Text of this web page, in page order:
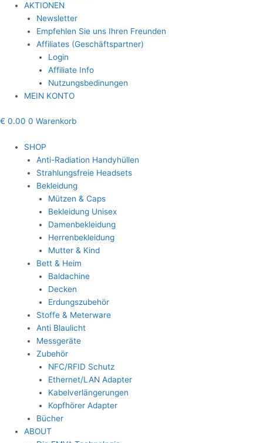
AKTIONEN
Newsletter
Empfehlen Sie uns Ihren Freunden
Affiliates (Geschäftspartner)
Login
Affiliate Info
Nutzungsbedinungen
MEIN KONTO
€ 0.00 0 Warenkorb
SHOP
Anti-Radiation Handyhüllen
Strahlungsfreie Headsets
Bekleidung
Mützen & Caps
Bekleidung Unisex
Damenbekleidung
Herrenbekleidung
Mutter & Kind
Bett & Heim
Baldachine
Decken
Erdungszubehör
Stoffe & Meterware
Anti Blaulicht
Messgeräte
Zubehör
NFC/RFID Schutz
Ethernet/LAN Adapter
Kabelverlängerungen
Kopfhörer Adapter
Bücher
ABOUT